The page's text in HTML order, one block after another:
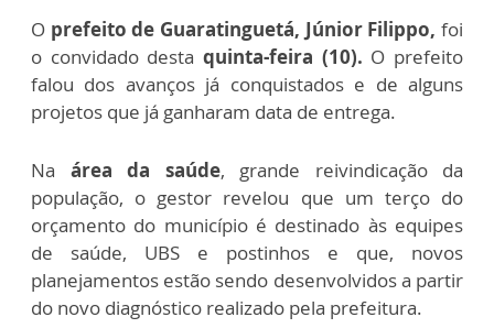
O prefeito de Guaratinguetá, Júnior Filippo, foi
o convidado desta quinta-feira (10). O prefeito
falou dos avanços já conquistados e de alguns
projetos que já ganharam data de entrega.
Na área da saúde, grande reivindicação da
população, o gestor revelou que um terço do
orçamento do município é destinado às equipes
de saúde, UBS e postinhos e que, novos
planejamentos estão sendo desenvolvidos a partir
do novo diagnóstico realizado pela prefeitura.